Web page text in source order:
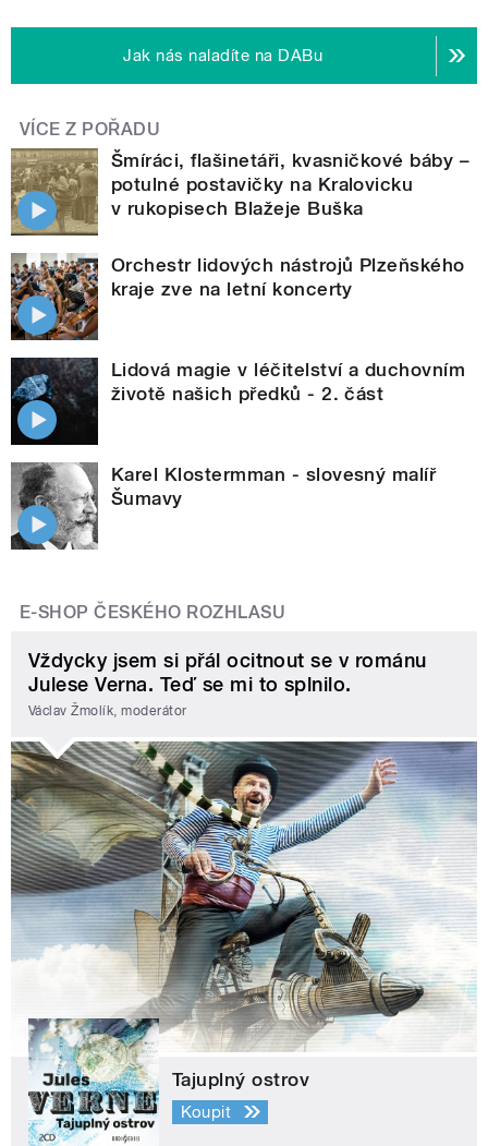
Jak nás naladíte na DABu
VÍCE Z POŘADU
Šmíráci, flašinetáři, kvasničkové báby –
potulné postavičky na Kralovicku
v rukopisech Blažeje Buška
Orchestr lidových nástrojů Plzeňského
kraje zve na letní koncerty
Lidová magie v léčitelství a duchovním
životě našich předků - 2. část
Karel Klostermman - slovesný malíř
Šumavy
E-SHOP ČESKÉHO ROZHLASU
Vždycky jsem si přál ocitnout se v románu
Julese Verna. Teď se mi to splnilo.
Václav Žmolík, moderátor
Tajuplný ostrov
Koupit